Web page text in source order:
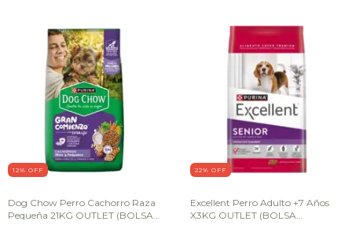
12% OFF
Dog Chow Perro Cachorro Raza
Pequeña 21KG OUTLET (BOLSA
22% OFF
Excellent Perro Adulto +7 Años
X3KG OUTLET (BOLSA